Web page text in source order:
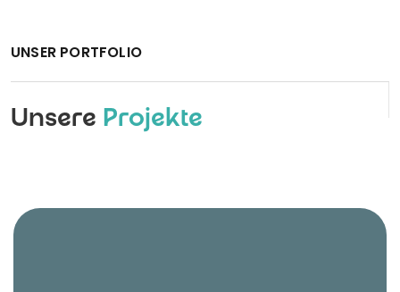
UNSER PORTFOLIO
Unsere Projekte